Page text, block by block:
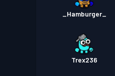
_Hamburger_
Trex236